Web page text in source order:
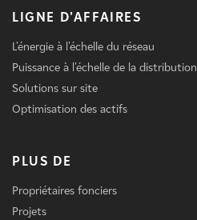
LIGNE D'AFFAIRES
L'énergie à l'échelle du réseau
Puissance à l'échelle de la distribution
Solutions sur site
Optimisation des actifs
PLUS DE
Propriétaires fonciers
Projets